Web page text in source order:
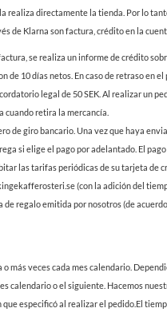
directamente la tienda. Por lo
de Klarna son factura, crédito en la
se realiza un informe de crédito
10 días netos. En caso de retraso en
legal de 50 SEK. Al realizar un
cuando retira la mercancía.
de giro bancario. Una vez que haya
si elige el pago por adelantado. El
las tarifas periódicas de su tarjeta de
(con la adición del
regalo emitida por nosotros (de
más veces cada mes calendario.
calendario o el siguiente. Hacemos
especificó al realizar el pedido.El